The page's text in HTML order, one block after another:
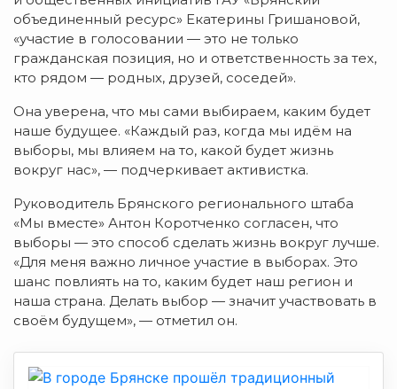
объединенный ресурс» Екатерины Гришановой,
«участие в голосовании — это не только
гражданская позиция, но и ответственность за тех,
кто рядом — родных, друзей, соседей».
Она уверена, что мы сами выбираем, каким будет
наше будущее. «Каждый раз, когда мы идём на
выборы, мы влияем на то, какой будет жизнь
вокруг нас», — подчеркивает активистка.
Руководитель Брянского регионального штаба
«Мы вместе» Антон Коротченко согласен, что
выборы — это способ сделать жизнь вокруг лучше.
«Для меня важно личное участие в выборах. Это
шанс повлиять на то, каким будет наш регион и
наша страна. Делать выбор — значит участвовать в
своём будущем», — отметил он.